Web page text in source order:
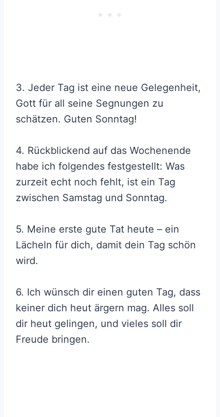
3. Jeder Tag ist eine neue Gelegenheit,
Gott für all seine Segnungen zu
schätzen. Guten Sonntag!
4. Rückblickend auf das Wochenende
habe ich folgendes festgestellt: Was
zurzeit echt noch fehlt, ist ein Tag
zwischen Samstag und Sonntag.
5. Meine erste gute Tat heute – ein
Lächeln für dich, damit dein Tag schön
wird.
6. Ich wünsch dir einen guten Tag, dass
keiner dich heut ärgern mag. Alles soll
dir heut gelingen, und vieles soll dir
Freude bringen.